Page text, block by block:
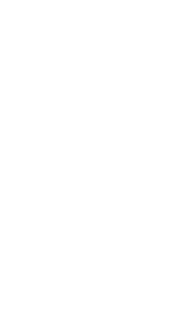
szobájukba rendelhetik,